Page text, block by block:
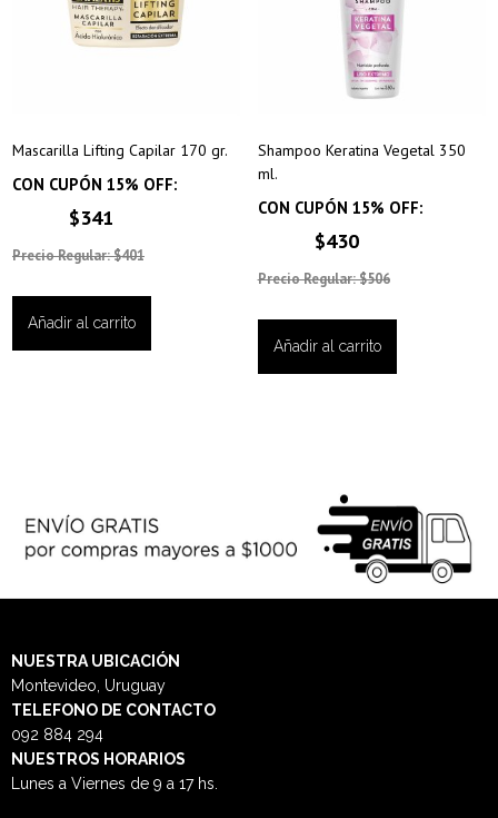
Mascarilla Lifting Capilar 170 gr.
CON CUPÓN 15% OFF:
$341
Precio Regular: $401
Añadir al carrito
Shampoo Keratina Vegetal 350
ml.
CON CUPÓN 15% OFF:
$430
Precio Regular: $506
Añadir al carrito
NUESTRAUBICACIÓN
Montevideo, Uruguay
TELEFONO DE CONTACTO
092 884 294
NUESTROS HORARIOS
Lunes a Viernes de 9 a 17 hs.